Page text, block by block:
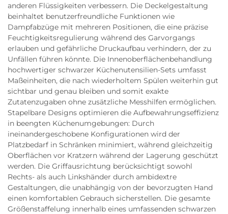
anderen Flüssigkeiten verbessern. Die Deckelgestaltung
beinhaltet benutzerfreundliche Funktionen wie
Dampfabzüge mit mehreren Positionen, die eine präzise
Feuchtigkeitsregulierung während des Garvorgangs
erlauben und gefährliche Druckaufbau verhindern, der zu
Unfällen führen könnte. Die Innenoberflächenbehandlung
hochwertiger schwarzer Küchenutensilien-Sets umfasst
Maßeinheiten, die nach wiederholtem Spülen weiterhin gut
sichtbar und genau bleiben und somit exakte
Zutatenzugaben ohne zusätzliche Messhilfen ermöglichen.
Stapelbare Designs optimieren die Aufbewahrungseffizienz
in beengten Küchenumgebungen: Durch
ineinandergeschobene Konfigurationen wird der
Platzbedarf in Schränken minimiert, während gleichzeitig
Oberflächen vor Kratzern während der Lagerung geschützt
werden. Die Griffausrichtung berücksichtigt sowohl
Rechts- als auch Linkshänder durch ambidextre
Gestaltungen, die unabhängig von der bevorzugten Hand
einen komfortablen Gebrauch sicherstellen. Die gesamte
Größenstaffelung innerhalb eines umfassenden schwarzen